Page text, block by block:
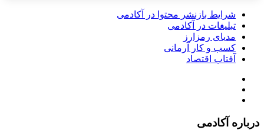
شرایط بازنشر محتوا در آکادمی
تبلیغات در آکادمی
مدیای رمزارز
کسب و کار آرمانی
آفتاب اقتصاد
درباره آکادمی